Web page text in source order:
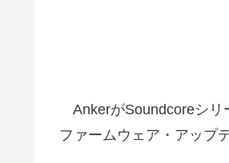
AnkerがSoundcoreシリ
ファームウェア・アップ